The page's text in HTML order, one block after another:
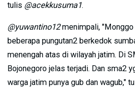
tulis @acekkusuma1.
@yuwantino12menimpali, "Monggo
beberapa pungutan2 berkedok
menengah atas di wilayah jatim. Di
Bojonegoro jelas terjadi. Dan sma2
warga jatim punya gub dan wagub,"